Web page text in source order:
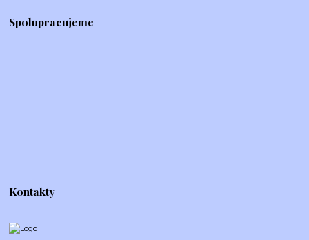
Spolupracujeme
Kontakty